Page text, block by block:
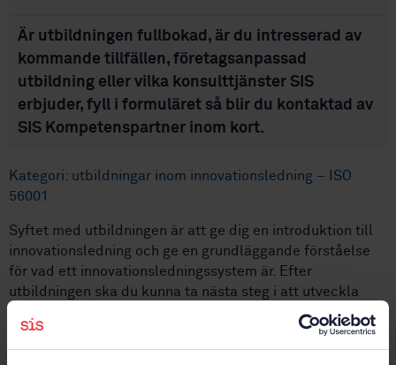
Är utbildningen fullbokad, är du intresserad av
kommande tillfällen, företagsanpassad
utbildning eller vilka konsulttjänster SIS
erbjuder, fyll i formuläret så blir du kontaktad av
SIS Kompetenspartner inom kort.
Kategori: utbildningar inom innovationsledning – ISO
56001
Syftet med utbildningen är att ge dig en introduktion till
innovationsledning och ge en grundläggande förståelse
för vad ett innovationsledningssystem är. Efter
utbildningen ska du kunna ta nästa steg i att utveckla
innovationsförmågan i din organisation. Utbildningen
passar alla typer av organisationer, privata, offentliga och
idéburna, oavsett storlek och verksamhetsinriktning.